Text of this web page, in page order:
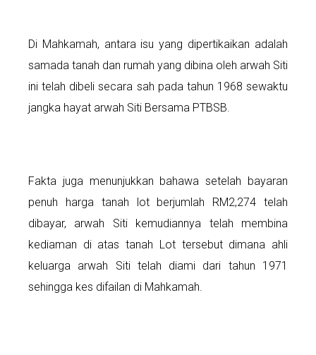
Di Mahkamah, antara isu yang dipertikaikan adalah
samada tanah dan rumah yang dibina oleh arwah Siti
ini telah dibeli secara sah pada tahun 1968 sewaktu
jangka hayat arwah Siti Bersama PTBSB.
Fakta juga menunjukkan bahawa setelah bayaran
penuh harga tanah lot berjumlah RM2,274 telah
dibayar, arwah Siti kemudiannya telah membina
kediaman di atas tanah Lot tersebut dimana ahli
keluarga arwah Siti telah diami dari tahun 1971
sehingga kes difailan di Mahkamah.